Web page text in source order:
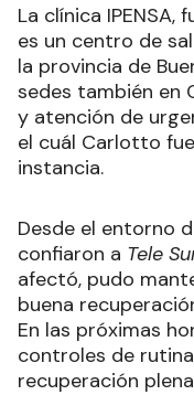
La clínica IPENSA,
es un centro de
la provincia de
sedes también en
y atención de
el cuál Carlotto
instancia.
Desde el entorno
confiaron a Tele
afectó, pudo
buena
En las próximas
controles de
recuperación